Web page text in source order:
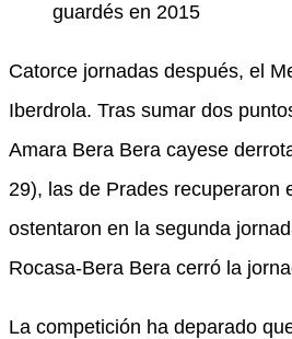
guardés en 2015
Catorce jornadas después, el
Iberdrola. Tras sumar dos
Amara Bera Bera cayese
29), las de Prades recuperaron
ostentaron en la segunda
Rocasa-Bera Bera cerró la
La competición ha deparado